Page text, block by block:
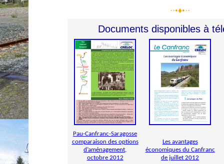
··•♦•··
Documents disponibles à
Pau-Canfranc-Saragosse
comparaison des options
d’aménagement,
octobre 2012
Les avantages
économiques du Canfranc
de juillet 2012